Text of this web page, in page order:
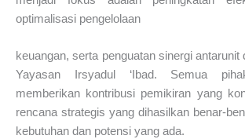
optimalisasi pengelolaan
keuangan, serta penguatan sinergi antarunit
Yayasan Irsyadul ‘Ibad. Semua
memberikan kontribusi pemikiran yang
rencana strategis yang dihasilkan benar-
kebutuhan dan potensi yang ada.